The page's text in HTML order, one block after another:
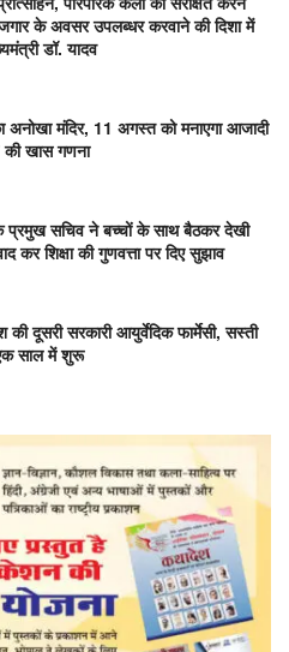
के अवसर उपलब्धर करवाने की दिशा में
डॉ. यादव
अनोखा मंदिर, 11 अगस्त को मनाएगा आजादी
की खास गणना
प्रमुख सचिव ने बच्चों के साथ बैठकर देखी
कर शिक्षा की गुणवत्ता पर दिए सुझाव
की दूसरी सरकारी आयुर्वेदिक फार्मेसी, सस्ती
साल में शुरू